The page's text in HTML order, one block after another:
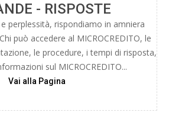
- RISPOSTE
perplessità, rispondiamo in amniera
può accedere al MICROCREDITO, le
le procedure, i tempi di risposta,
sul MICROCREDITO...
Vai alla Pagina